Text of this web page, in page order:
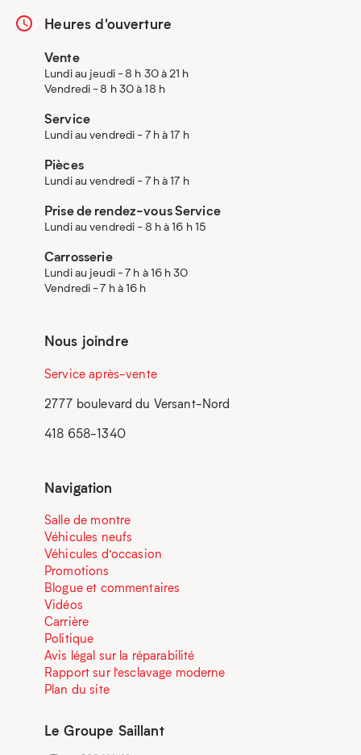
Heures d'ouverture
Vente
Lundi au jeudi - 8 h 30 à 21 h
Vendredi - 8 h 30 à 18 h
Service
Lundi au vendredi - 7 h à 17 h
Pièces
Lundi au vendredi - 7 h à 17 h
Prise de rendez-vous Service
Lundi au vendredi - 8 h à 16 h 15
Carrosserie
Lundi au jeudi - 7 h à 16 h 30
Vendredi - 7 h à 16 h
Nous joindre
Service après-vente
2777 boulevard du Versant-Nord
418 658-1340
Navigation
Salle de montre
Véhicules neufs
Véhicules d’occasion
Promotions
Blogue et commentaires
Vidéos
Carrière
Politique
Avis légal sur la réparabilité
Rapport sur l’esclavage moderne
Plan du site
Le Groupe Saillant